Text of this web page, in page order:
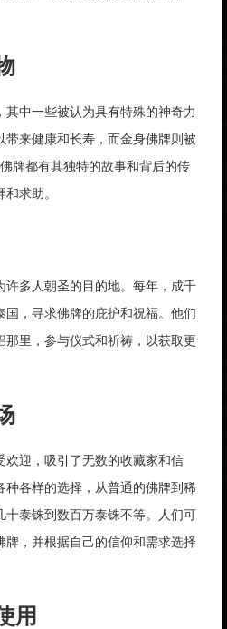
中一些被认为具有特殊的神奇力
带来健康和长寿，而金身佛牌则被
牌都有其独特的故事和背后的传
求助。
许多人朝圣的目的地。每年，成千
国，寻求佛牌的庇护和祝福。他们
那里，参与仪式和祈祷，以获取更
欢迎，吸引了无数的收藏家和信
种各样的选择，从普通的佛牌到稀
十泰铢到数百万泰铢不等。人们可
牌，并根据自己的信仰和需求选择
用